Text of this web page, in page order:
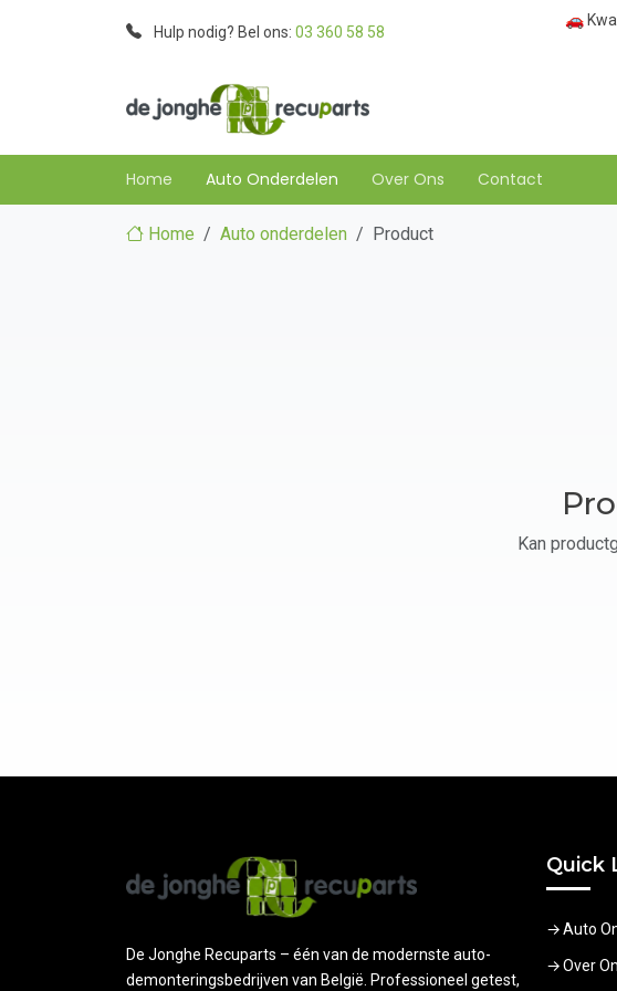
Hulp nodig? Bel ons: 03 360 58 58
🚗
Home Auto Onderdelen Over Ons Contact
Home Auto onderdelen Product
Kan
De Jonghe Recuparts – één van de modernste auto-
demonteringsbedrijven van België. Professioneel getest,
Quick
Auto
Over